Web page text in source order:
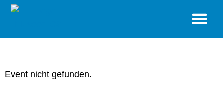
Event nicht gefunden.